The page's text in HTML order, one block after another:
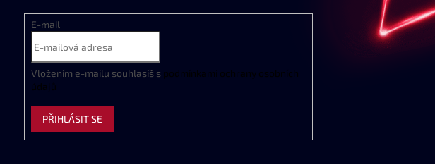
E-mail
Vložením e-mailu souhlasíš s podmínkami ochrany osobních
údajů
PŘIHLÁSIT SE